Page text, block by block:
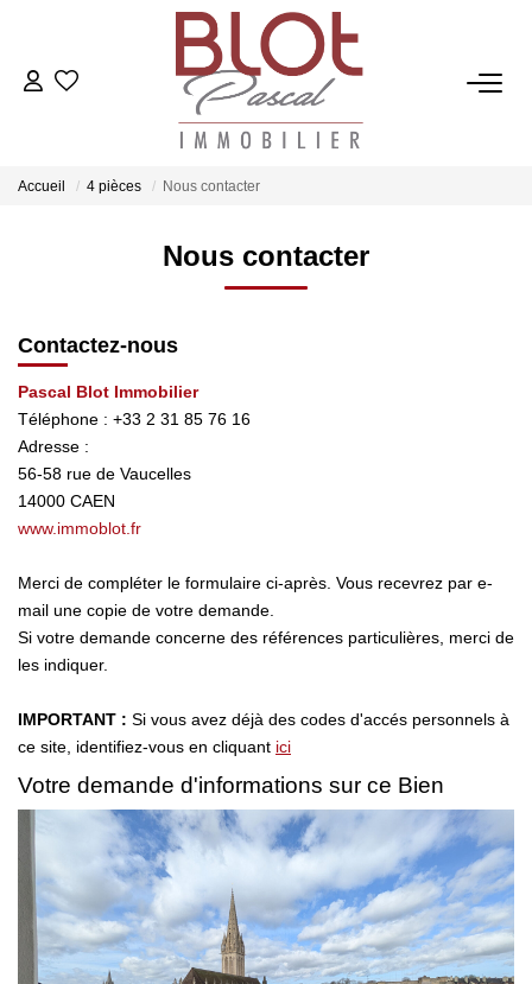
ACCUEIL
ACHETER
ESTIMER
NOTRE AGENCE
Montant Des Mensualités
CONTACT
Accueil 4 pièces Nous contacter
Nous contacter
Contactez-nous
Pascal Blot Immobilier
Téléphone : +33 2 31 85 76 16
Adresse :
56-58 rue de Vaucelles
14000 CAEN
www.immoblot.fr
Merci de compléter le formulaire ci-après. Vous recevrez par e-
mail une copie de votre demande.
Si votre demande concerne des références particulières, merci de
les indiquer.
IMPORTANT : Si vous avez déjà des codes d'accés personnels à
ce site, identifiez-vous en cliquant ici
Votre demande d'informations sur ce Bien